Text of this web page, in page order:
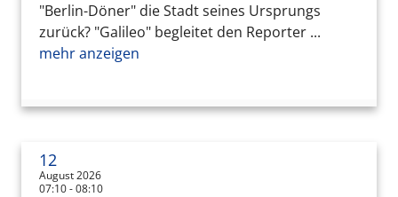
"Berlin-Döner" die Stadt seines Ursprungs
zurück? "Galileo" begleitet den Reporter ...
mehr anzeigen
12
August 2026
07:10 - 08:10